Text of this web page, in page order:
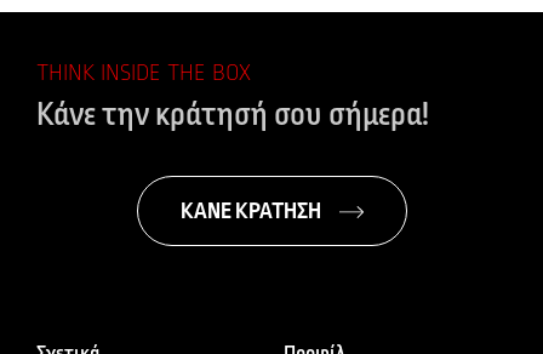
THINK INSIDE THE BOX
Κάνε την κράτησή σου σήμερα!
ΚΑΝΕ ΚΡΑΤΗΣΗ